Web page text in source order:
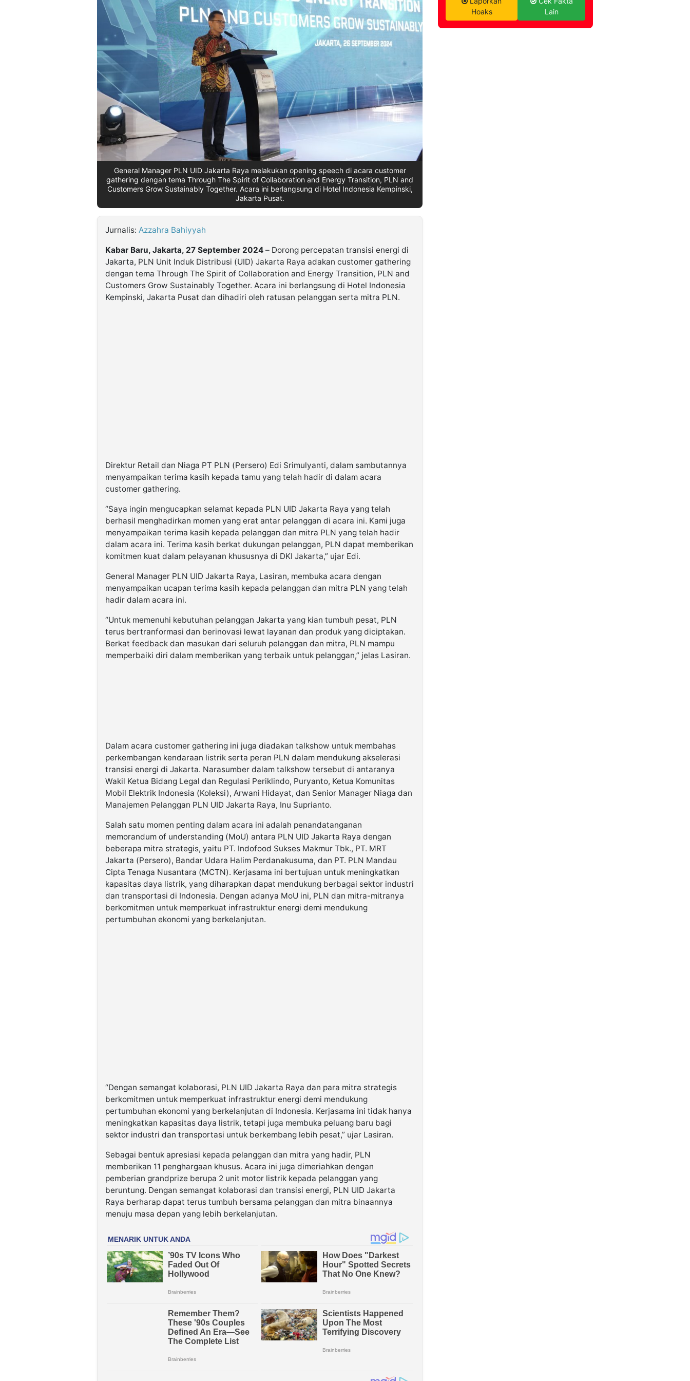
General Manager PLN UID Jakarta Raya melakukan opening speech di acara customer
gathering dengan tema Through The Spirit of Collaboration and Energy Transition, PLN and
Customers Grow Sustainably Together. Acara ini berlangsung di Hotel Indonesia Kempinski,
Jakarta Pusat.
Jurnalis: Azzahra Bahiyyah
Kabar Baru, Jakarta, 27 September 2024 – Dorong percepatan transisi energi di
Jakarta, PLN Unit Induk Distribusi (UID) Jakarta Raya adakan customer gathering
dengan tema Through The Spirit of Collaboration and Energy Transition, PLN and
Customers Grow Sustainably Together. Acara ini berlangsung di Hotel Indonesia
Kempinski, Jakarta Pusat dan dihadiri oleh ratusan pelanggan serta mitra PLN.
Direktur Retail dan Niaga PT PLN (Persero) Edi Srimulyanti, dalam sambutannya
menyampaikan terima kasih kepada tamu yang telah hadir di dalam acara
customer gathering.
“Saya ingin mengucapkan selamat kepada PLN UID Jakarta Raya yang telah
berhasil menghadirkan momen yang erat antar pelanggan di acara ini. Kami juga
menyampaikan terima kasih kepada pelanggan dan mitra PLN yang telah hadir
dalam acara ini. Terima kasih berkat dukungan pelanggan, PLN dapat memberikan
komitmen kuat dalam pelayanan khususnya di DKI Jakarta,” ujar Edi.
General Manager PLN UID Jakarta Raya, Lasiran, membuka acara dengan
menyampaikan ucapan terima kasih kepada pelanggan dan mitra PLN yang telah
hadir dalam acara ini.
“Untuk memenuhi kebutuhan pelanggan Jakarta yang kian tumbuh pesat, PLN
terus bertranformasi dan berinovasi lewat layanan dan produk yang diciptakan.
Berkat feedback dan masukan dari seluruh pelanggan dan mitra, PLN mampu
memperbaiki diri dalam memberikan yang terbaik untuk pelanggan,” jelas Lasiran.
Dalam acara customer gathering ini juga diadakan talkshow untuk membahas
perkembangan kendaraan listrik serta peran PLN dalam mendukung akselerasi
transisi energi di Jakarta. Narasumber dalam talkshow tersebut di antaranya
Wakil Ketua Bidang Legal dan Regulasi Periklindo, Puryanto, Ketua Komunitas
Mobil Elektrik Indonesia (Koleksi), Arwani Hidayat, dan Senior Manager Niaga dan
Manajemen Pelanggan PLN UID Jakarta Raya, Inu Suprianto.
Salah satu momen penting dalam acara ini adalah penandatanganan
memorandum of understanding (MoU) antara PLN UID Jakarta Raya dengan
beberapa mitra strategis, yaitu PT. Indofood Sukses Makmur Tbk., PT. MRT
Jakarta (Persero), Bandar Udara Halim Perdanakusuma, dan PT. PLN Mandau
Cipta Tenaga Nusantara (MCTN). Kerjasama ini bertujuan untuk meningkatkan
kapasitas daya listrik, yang diharapkan dapat mendukung berbagai sektor industri
dan transportasi di Indonesia. Dengan adanya MoU ini, PLN dan mitra-mitranya
berkomitmen untuk memperkuat infrastruktur energi demi mendukung
pertumbuhan ekonomi yang berkelanjutan.
“Dengan semangat kolaborasi, PLN UID Jakarta Raya dan para mitra strategis
berkomitmen untuk memperkuat infrastruktur energi demi mendukung
pertumbuhan ekonomi yang berkelanjutan di Indonesia. Kerjasama ini tidak hanya
meningkatkan kapasitas daya listrik, tetapi juga membuka peluang baru bagi
sektor industri dan transportasi untuk berkembang lebih pesat,” ujar Lasiran.
Sebagai bentuk apresiasi kepada pelanggan dan mitra yang hadir, PLN
memberikan 11 penghargaan khusus. Acara ini juga dimeriahkan dengan
pemberian grandprize berupa 2 unit motor listrik kepada pelanggan yang
beruntung. Dengan semangat kolaborasi dan transisi energi, PLN UID Jakarta
Raya berharap dapat terus tumbuh bersama pelanggan dan mitra binaannya
menuju masa depan yang lebih berkelanjutan.
Hoaks
Lain